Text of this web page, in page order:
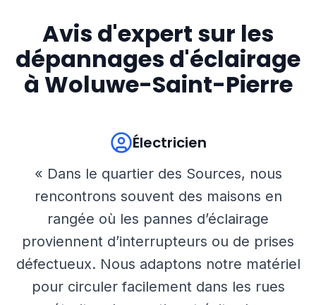
Avis d'expert sur les
dépannages d'éclairage
à Woluwe-Saint-Pierre
Électricien
« Dans le quartier des Sources, nous
rencontrons souvent des maisons en
rangée où les pannes d’éclairage
proviennent d’interrupteurs ou de prises
défectueux. Nous adaptons notre matériel
pour circuler facilement dans les rues